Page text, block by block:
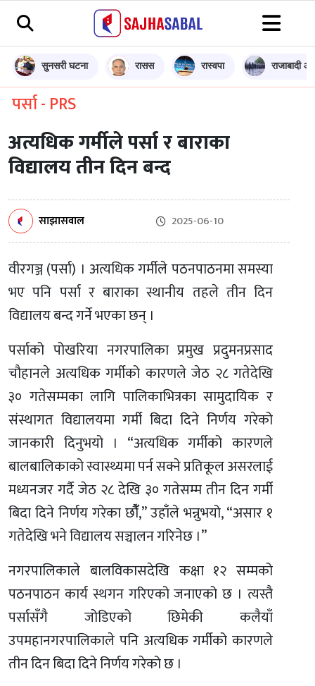
सुनसरी घटना रासस रास्वपा राजाबादी
पर्सा - PRS
अत्यधिक गर्मीले पर्सा र बाराका
विद्यालय तीन दिन बन्द
साझासवाल 2025-06-10
वीरगञ्ज (पर्सा) । अत्यधिक गर्मीले पठनपाठनमा समस्या
भए पनि पर्सा र बाराका स्थानीय तहले तीन दिन
विद्यालय बन्द गर्ने भएका छन् ।
पर्साको पोखरिया नगरपालिका प्रमुख प्रदुमनप्रसाद
चौहानले अत्यधिक गर्मीको कारणले जेठ २८ गतेदेखि
३० गतेसम्मका लागि पालिकाभित्रका सामुदायिक र
संस्थागत विद्यालयमा गर्मी बिदा दिने निर्णय गरेको
जानकारी दिनुभयो । “अत्यधिक गर्मीको कारणले
बालबालिकाको स्वास्थ्यमा पर्न सक्ने प्रतिकूल असरलाई
मध्यनजर गर्दै जेठ २८ देखि ३० गतेसम्म तीन दिन गर्मी
बिदा दिने निर्णय गरेका छौंँ,” उहाँले भन्नुभयो, “असार १
गतेदेखि भने विद्यालय सञ्चालन गरिनेछ ।”
नगरपालिकाले बालविकासदेखि कक्षा १२ सम्मको
पठनपाठन कार्य स्थगन गरिएको जनाएको छ । त्यस्तै
पर्सासँगै जोडिएको छिमेकी कलैयाँ
उपमहानगरपालिकाले पनि अत्यधिक गर्मीको कारणले
तीन दिन बिदा दिने निर्णय गरेको छ ।